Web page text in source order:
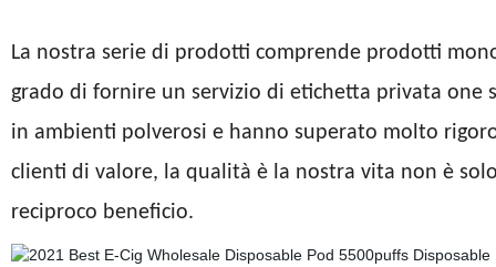
La nostra serie di prodotti comprende prodotti
grado di fornire un servizio di etichetta privata
in ambienti polverosi e hanno superato molto
clienti di valore, la qualità è la nostra vita non è
reciproco beneficio.